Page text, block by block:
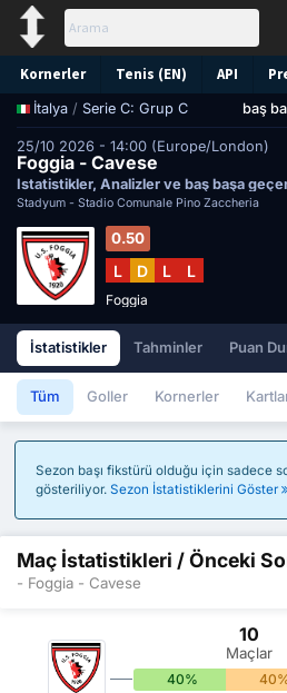
Kornerler Tenis (EN) API
İtalya / Serie C: Grup C baş
25/10 2026 - 14:00 (Europe/London)
Foggia - Cavese
İstatistikler, Analizler ve baş başa
Stadyum - Stadio Comunale Pino Zaccheria
0.50
L D L L
Foggia
İstatistikler Tahminler Puan
Tüm Goller Kornerler
Sezon başı fikstürü olduğu için sadece
gösteriliyor. Sezon İstatistiklerini Göster
Maç İstatistikleri / Önceki
- Foggia - Cavese
10
Maçlar
40%